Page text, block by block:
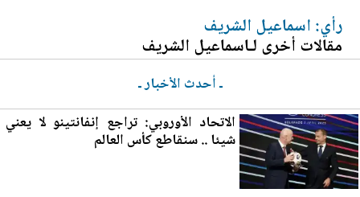
رأي: اسماعيل الشريف
مقالات أخرى لـاسماعيل الشريف
ـ أحدث الأخبار ـ
الاتحاد الأوروبي: تراجع إنفانتينو لا يعني
شيئا .. سنقاطع كأس العالم